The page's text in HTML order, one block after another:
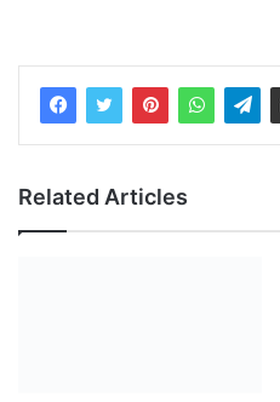
Related Articles